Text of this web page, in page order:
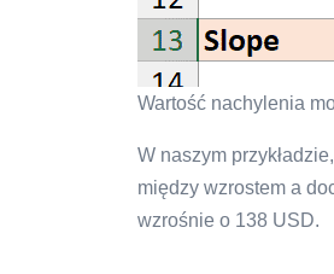
Wartość nachylenia
W naszym
między wzrostem a
wzrośnie o 138 USD.